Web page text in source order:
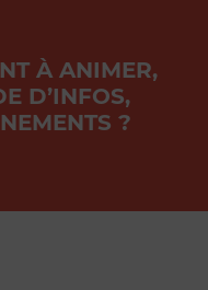
À ANIMER,
D’INFOS,
?